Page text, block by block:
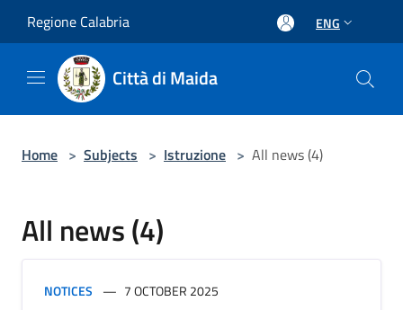
Regione Calabria ENG
Città di Maida
Home > Subjects > Istruzione > All news (4)
All news (4)
NOTICES 7 OCTOBER 2025